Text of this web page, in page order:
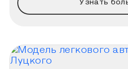
Узнать